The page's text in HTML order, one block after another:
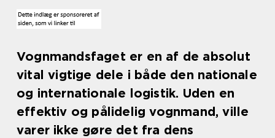
Vognmandsfaget er en af de absolut
vital vigtige dele i både den nationale
og internationale logistik. Uden en
effektiv og pålidelig vognmand, ville
varer ikke gøre det fra dens